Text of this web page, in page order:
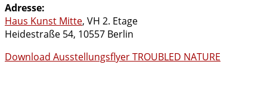
Adresse:
Haus Kunst Mitte, VH 2. Etage
Heidestraße 54, 10557 Berlin
Download Ausstellungsflyer TROUBLED NATURE